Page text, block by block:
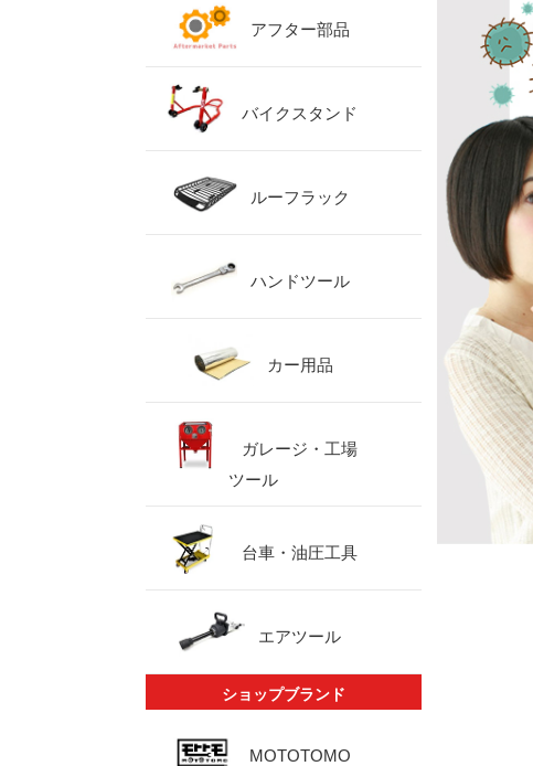
アフター部品
バイクスタンド
ルーフラック
ハンドツール
カー用品
ガレージ・工場
ツール
台車・油圧工具
エアツール
ショップブランド
MOTOTOMO